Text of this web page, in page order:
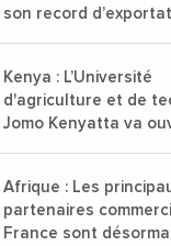
son record
Kenya : L’Université
d'agriculture et de
Jomo Kenyatta va
sur son campus de
Nairobi dès janvier
Afrique : Les
partenaires
France sont